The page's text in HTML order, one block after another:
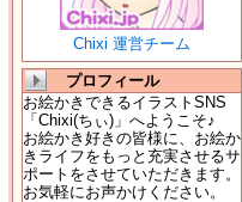
Chixi 運営チーム
プロフィール
お絵かきできるイラストSNS
「Chixi(ちぃ)」へようこそ♪
お絵かき好きの皆様に、お絵か
きライフをもっと充実させるサ
ポートをさせていただきます。
お気軽にお声かけください。